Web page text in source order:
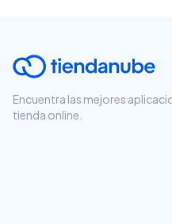
Encuentra las mejores
tienda online.